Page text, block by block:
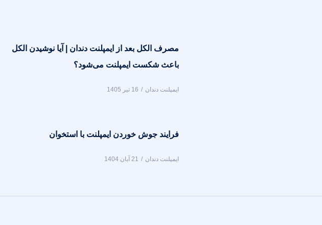
مصرف الکل بعد از ایمپلنت دندان | آیا نوشیدن الکل
باعث شکست ایمپلنت می‌شود؟
ایمپلنت دندان 16 تیر 1405
فرایند جوش خوردن ایمپلنت با استخوان
ایمپلنت دندان 21 آبان 1404